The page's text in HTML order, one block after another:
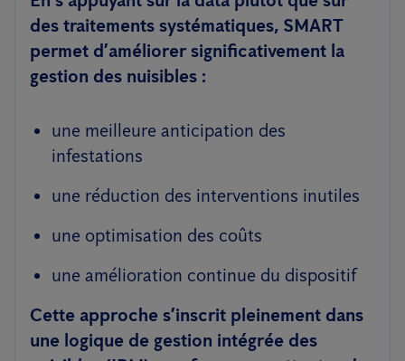
des traitements systématiques, SMART
permet d’améliorer significativement la
gestion des nuisibles :
une meilleure anticipation des
infestations
une réduction des interventions inutiles
une optimisation des coûts
une amélioration continue du dispositif
Cette approche s’inscrit pleinement dans
une logique de gestion intégrée des